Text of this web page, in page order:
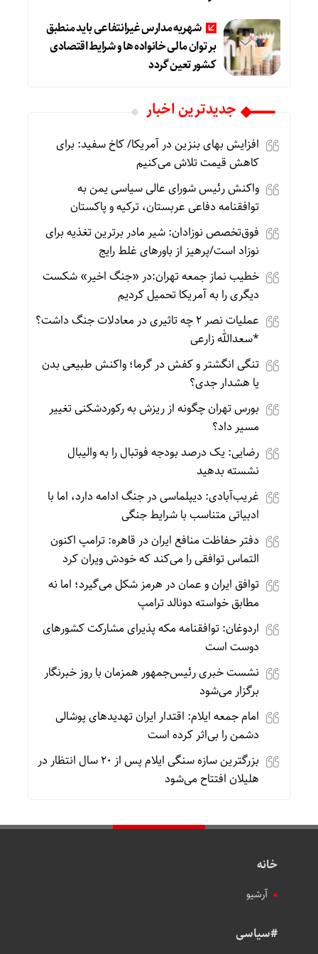
شهریه مدارس غیرانتفاعی باید منطبق
بر توان مالی خانواده ها و شرایط اقتصادی
کشور تعین گردد
جديدترين اخبار
افزایش بهای بنزین در آمریکا/ کاخ سفید: برای
کاهش قیمت تلاش می‌کنیم
واکنش رئیس شورای عالی سیاسی یمن به
توافقنامه دفاعی عربستان، ترکیه و پاکستان
فوق‌تخصص نوزادان: شیر مادر برترین تغذیه برای
نوزاد است/پرهیز از باورهای غلط رایج
خطیب نماز جمعه تهران:در «جنگ اخیر» شکست
دیگری را به آمریکا تحمیل کردیم
عملیات نصر ۲ چه تاثیری در معادلات جنگ داشت؟
*سعدالله زارعی
تنگی انگشتر و کفش در گرما؛ واکنش طبیعی بدن
یا هشدار جدی؟
بورس تهران چگونه از ریزش به رکوردشکنی تغییر
مسیر داد؟
رضایی: یک درصد بودجه فوتبال را به والیبال
نشسته بدهید
غریب‌آبادی: دیپلماسی در جنگ ادامه دارد، اما با
ادبیاتی متناسب با شرایط جنگی
دفتر حفاظت منافع ایران در قاهره: ترامپ اکنون
التماس توافقی را می‌کند که خودش ویران کرد
توافق ایران و عمان در هرمز شکل می‌گیرد؛ اما نه
مطابق خواسته دونالد ترامپ
اردوغان: توافقنامه مکه پذیرای مشارکت کشورهای
دوست است
نشست خبری رئیس‌جمهور همزمان با روز خبرنگار
برگزار می‌شود
امام جمعه ایلام: اقتدار ایران تهدیدهای پوشالی
دشمن را بی‌اثر کرده است
بزرگترین سازه سنگی ایلام پس از ۲۰ سال انتظار در
هلیلان افتتاح می‌شود
خانه
آرشیو
#سیاسی